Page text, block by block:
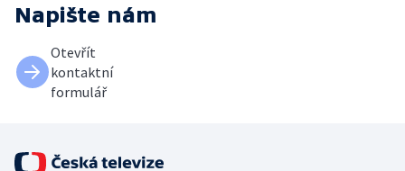
Napište nám
Otevřít
kontaktní
formulář